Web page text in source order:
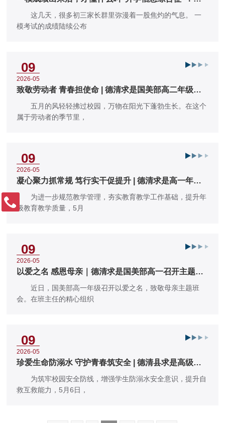
三家长别慌，这样做最有
这几天，很多初三家长群里弥漫着一股焦灼的气息。 一
模考试的成绩陆续公布
09
2026-05
致敬劳动者 青春担使命 | 德清求是国美部高二年级德
五月的风轻轻拂过校园，万物在阳光下蓬勃生长。在这个
属于劳动者的季节里，
09
2026-05
凝心聚力抓常规 笃行实干促提升 | 德清求是高一年级
召开全体教师例会
为进一步规范教学管理，夯实教育教学工作基础，提升年
级教育教学质量，5月
09
2026-05
以爱之名 感恩母亲｜德清求是国美部高一召开主题班
近日，国美部高一年级召开以爱之名，致敬母亲主题班
会。在班主任的精心组织
09
2026-05
珍爱生命防溺水 守护青春筑安全 | 德清县求是高级中
学开展防溺水安全教育主
为筑牢校园安全防线，增强学生防溺水安全意识，提升自
救互救能力，5月6日，